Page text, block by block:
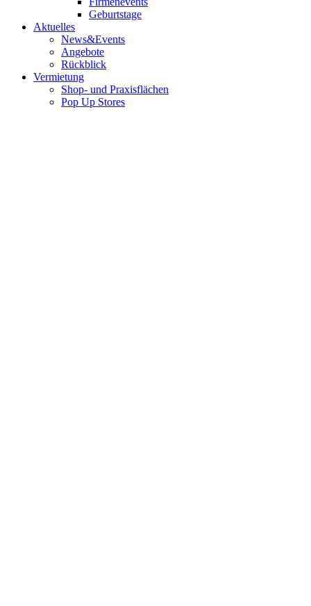
Geburtstage
Aktuelles
News&Events
Angebote
Rückblick
Vermietung
Shop- und Praxisflächen
Pop Up Stores